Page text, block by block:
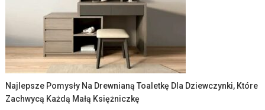
Najlepsze Pomysły Na Drewnianą Toaletkę Dla Dziewczynki, Które
Zachwycą Każdą Małą Księżniczkę